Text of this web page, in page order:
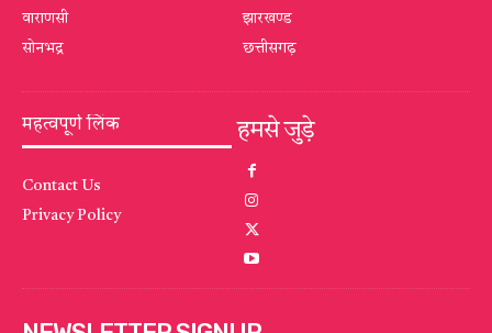
वाराणसी
सोनभद्र
झारखण्ड
छत्तीसगढ़
महत्वपूर्ण लिंक
Contact Us
Privacy Policy
हमसे जुड़े